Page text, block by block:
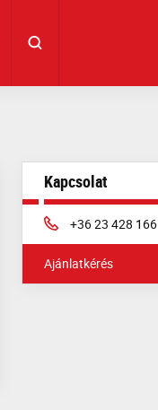
Kapcsolat
Phone:
+36 23 428 166
Ajánlatkérés